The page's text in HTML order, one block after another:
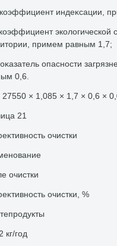
индеκсации,
эколοгической
примем равным 1,7;
опасности
0,6.
× 1,085 × 1,7 × 0,6 ×
21
очистки
очистки
очистки, %
кг/год